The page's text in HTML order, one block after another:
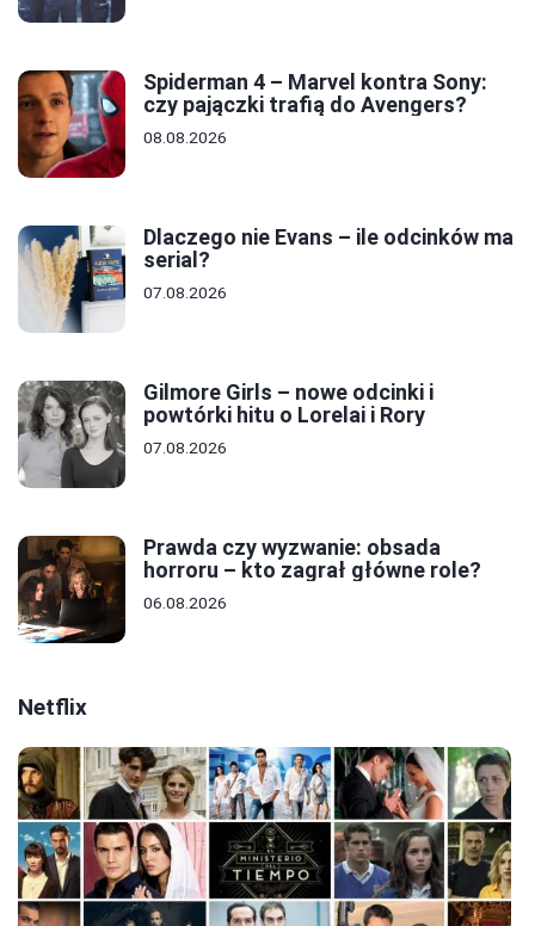
Spiderman 4 – Marvel kontra Sony:
czy pajączki trafią do Avengers?
08.08.2026
Dlaczego nie Evans – ile odcinków ma
serial?
07.08.2026
Gilmore Girls – nowe odcinki i
powtórki hitu o Lorelai i Rory
07.08.2026
Prawda czy wyzwanie: obsada
horroru – kto zagrał główne role?
06.08.2026
Netflix